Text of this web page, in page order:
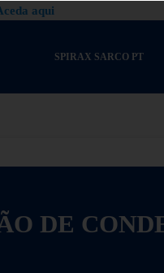
aqui
SPIRAX SARCO PT
DE